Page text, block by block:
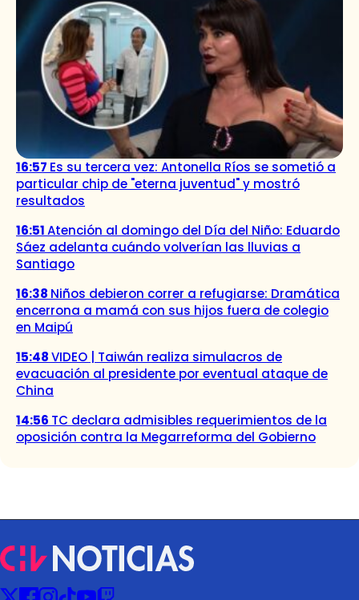
16:57 Es su tercera vez: Antonella Ríos se sometió a
particular chip de "eterna juventud" y mostró
resultados
16:51Atención al domingo del Día del Niño: Eduardo
Sáez adelanta cuándo volverían las lluvias a
Santiago
16:38 Niños debieron correr a refugiarse: Dramática
encerrona a mamá con sus hijos fuera de colegio
en Maipú
15:48VIDEO | Taiwán realiza simulacros de
evacuación al presidente por eventual ataque de
China
14:56 TC declara admisibles requerimientos de la
oposición contra la Megarreforma del Gobierno